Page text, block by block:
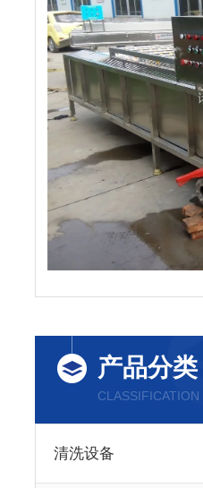
产品分类
CLASSIFICATION
清洗设备